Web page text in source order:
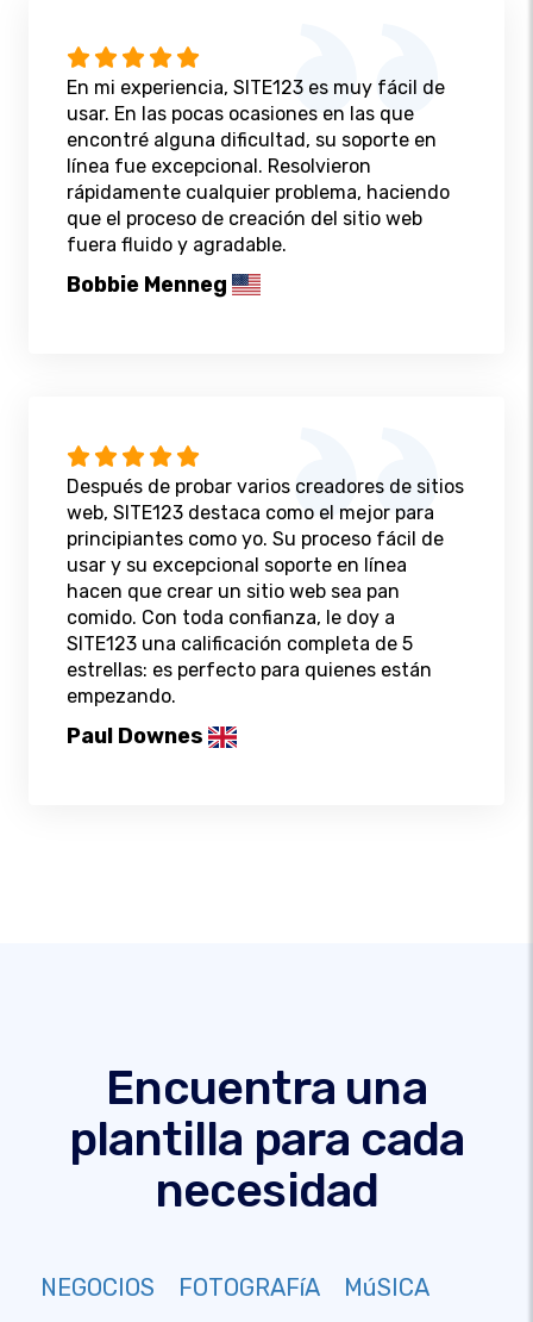
En mi experiencia, SITE123 es muy fácil de
usar. En las pocas ocasiones en las que
encontré alguna dificultad, su soporte en
línea fue excepcional. Resolvieron
rápidamente cualquier problema, haciendo
que el proceso de creación del sitio web
fuera fluido y agradable.
Bobbie Menneg
Después de probar varios creadores de sitios
web, SITE123 destaca como el mejor para
principiantes como yo. Su proceso fácil de
usar y su excepcional soporte en línea
hacen que crear un sitio web sea pan
comido. Con toda confianza, le doy a
SITE123 una calificación completa de 5
estrellas: es perfecto para quienes están
empezando.
Paul Downes
Encuentra una
plantilla para cada
necesidad
NEGOCIOS FOTOGRAFíA
MúSICA